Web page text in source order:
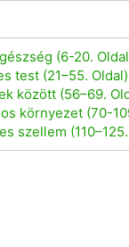
(6-20.
test (21–55. Oldal)
között (56–69.
környezet (70-
szellem